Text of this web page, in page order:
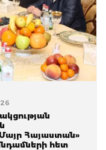
Հայաստան»
հետ